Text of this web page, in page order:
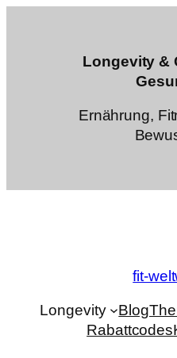
Longevity &
Ernährung,
fit-
Longevity Blog
Rabattcodes